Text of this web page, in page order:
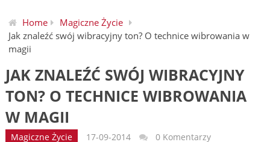
Home
Magiczne Życie
Jak znaleźć swój wibracyjny ton? O technice wibrowania w
magii
JAK ZNALEŹĆ SWÓJ WIBRACYJNY
TON? O TECHNICE WIBROWANIA
W MAGII
Magiczne Życie 17-09-2014
0 Komentarzy